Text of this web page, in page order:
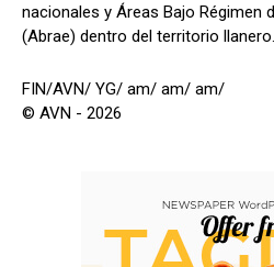
nacionales y Áreas Bajo Régimen
(Abrae) dentro del territorio llanero.
FIN/AVN/ YG/ am/ am/ am/
© AVN - 2026